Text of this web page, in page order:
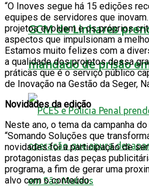
GCM de Linhares
mandado de prisão
“O Inoves segue há 15 edições
equipes de servidores que
projetos evoluem e os próprios
aspectos que impulsionam a
Estamos muito felizes com a
a qualidade dos projetos dessa
práticas que é o serviço público
de Inovação na Gestão da Seger,
Novidades da edição
Neste ano, o tema da campanha
“Somando Soluções que
novidades foi a participação de
protagonistas das peças
programa, a fim de gerar uma
alvo com o conteúdo.